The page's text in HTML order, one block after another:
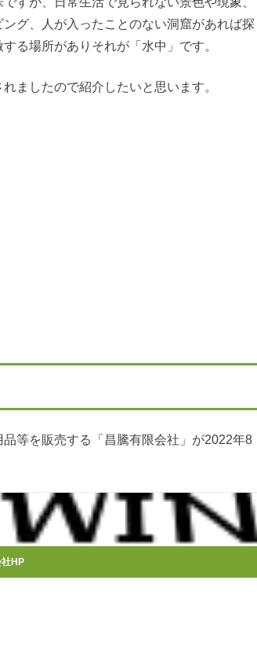
グ、人が入ったことのない洞窟があれば探
る場所がありそれが「水中」です。
ましたので紹介したいと思います。
等を販売する「昌騰有限会社」が2022年8
HP